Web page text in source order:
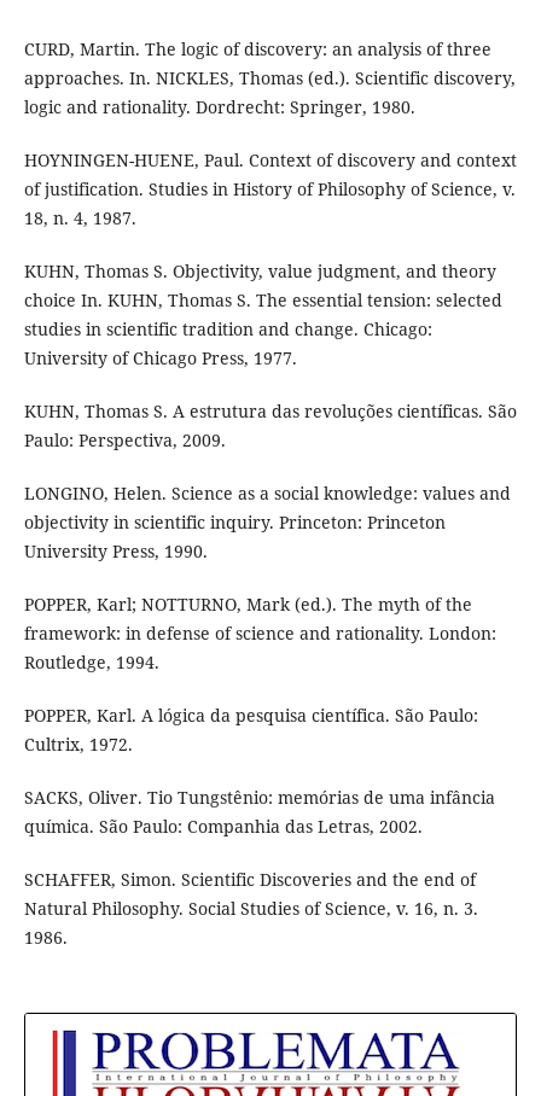
CURD, Martin. The logic of discovery: an analysis of three
approaches. In. NICKLES, Thomas (ed.). Scientific discovery,
logic and rationality. Dordrecht: Springer, 1980.
HOYNINGEN-HUENE, Paul. Context of discovery and context
of justification. Studies in History of Philosophy of Science, v.
18, n. 4, 1987.
KUHN, Thomas S. Objectivity, value judgment, and theory
choice In. KUHN, Thomas S. The essential tension: selected
studies in scientific tradition and change. Chicago:
University of Chicago Press, 1977.
KUHN, Thomas S. A estrutura das revoluções científicas. São
Paulo: Perspectiva, 2009.
LONGINO, Helen. Science as a social knowledge: values and
objectivity in scientific inquiry. Princeton: Princeton
University Press, 1990.
POPPER, Karl; NOTTURNO, Mark (ed.). The myth of the
framework: in defense of science and rationality. London:
Routledge, 1994.
POPPER, Karl. A lógica da pesquisa científica. São Paulo:
Cultrix, 1972.
SACKS, Oliver. Tio Tungstênio: memórias de uma infância
química. São Paulo: Companhia das Letras, 2002.
SCHAFFER, Simon. Scientific Discoveries and the end of
Natural Philosophy. Social Studies of Science, v. 16, n. 3.
1986.